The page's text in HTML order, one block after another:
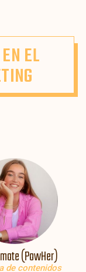
EL
(PowHer)
de contenidos